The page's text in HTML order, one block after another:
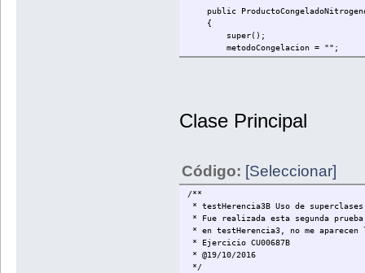
public
{
super();
metodoCongelacion = "";
tiempoExposicion = 0;
this.metodoCongelacion =
public String
public void setMetodoCongelacion(
public double
public void
public void
Clase Principal
Código: [Seleccionar]
/**
* testHerencia3B Uso de
* Fue realizada esta segunda
* en testHerencia3, no me
* Ejercicio CU00687B
* @19/10/2016
*/